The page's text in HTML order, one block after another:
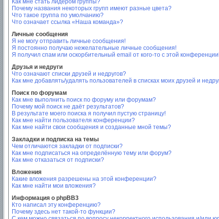
Как мне стать лидером группы?
Почему названия некоторых групп имеют разные цвета?
Что такое группа по умолчанию?
Что означает ссылка «Наша команда»?
Личные сообщения
Я не могу отправить личные сообщения!
Я постоянно получаю нежелательные личные сообщения!
Я получил спам или оскорбительный email от кого-то с этой
Друзья и недруги
Что означают списки друзей и недругов?
Как мне добавлять/удалять пользователей в списках моих друзей и
Поиск по форумам
Как мне выполнить поиск по форуму или форумам?
Почему мой поиск не даёт результатов?
В результате моего поиска я получил пустую страницу!
Как мне найти пользователя конференции?
Как мне найти свои сообщения и созданные мной темы?
Закладки и подписка на темы
Чем отличаются закладки от подписки?
Как мне подписаться на определённую тему или форум?
Как мне отказаться от подписки?
Вложения
Какие вложения разрешены на этой конференции?
Как мне найти мои вложения?
Информация о phpBB3
Кто написал эту конференцию?
Почему здесь нет такой-то функции?